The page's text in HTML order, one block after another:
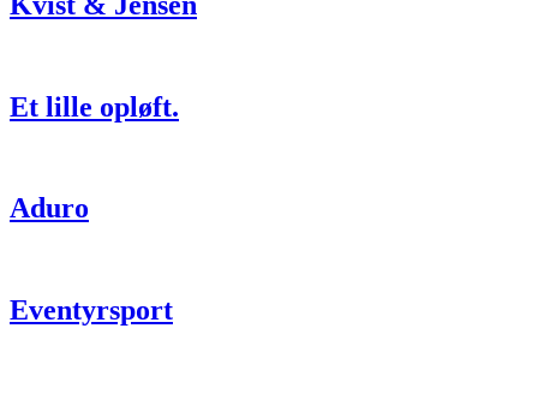
Et lille opløft.
Aduro
Eventyrsport